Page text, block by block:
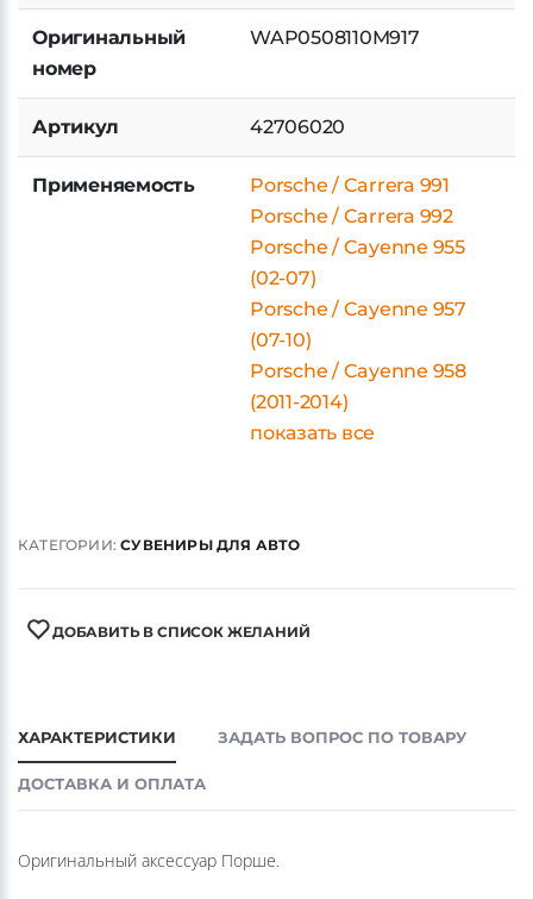
Оригинальный
номер
WAP0508110M917
Артикул 42706020
Применяемость
Porsche / Carrera 991
Porsche / Carrera 992
Porsche / Cayenne 955
(02-07)
Porsche / Cayenne 957
(07-10)
Porsche / Cayenne 958
(2011-2014)
показать все
КАТЕГОРИИ:СУВЕНИРЫ ДЛЯ АВТО
ДОБАВИТЬ В СПИСОК ЖЕЛАНИЙ
ХАРАКТЕРИСТИКИ ЗАДАТЬ ВОПРОС ПО ТОВАРУ
ДОСТАВКА И ОПЛАТА
Оригинальный аксессуар Порше.